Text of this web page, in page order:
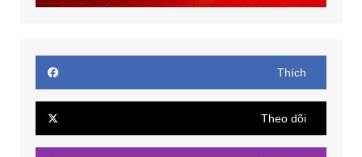
Thích
Theo dõi